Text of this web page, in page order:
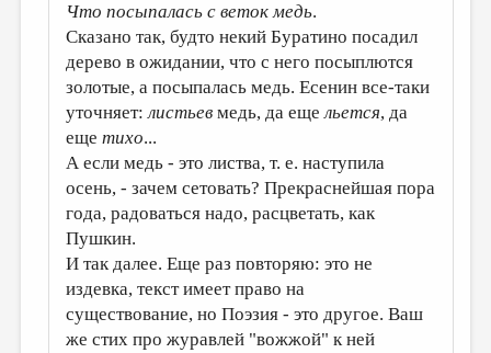
Что посыпалась с веток медь.
Сказано так, будто некий Буратино посадил
дерево в ожидании, что с него посыплются
золотые, а посыпалась медь. Есенин все-таки
уточняет:листьев медь, да ещельется, да
ещетихо...
А если медь - это листва, т. е. наступила
осень, - зачем сетовать? Прекраснейшая пора
года, радоваться надо, расцветать, как
Пушкин.
И так далее. Еще раз повторяю: это не
издевка, текст имеет право на
существование, но Поэзия - это другое. Ваш
же стих про журавлей "вожжой" к ней